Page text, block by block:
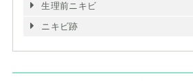
生理前ニキビ
ニキビ跡